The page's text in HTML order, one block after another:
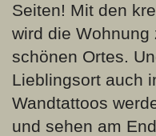
Seiten! Mit den
wird die Wohnung
schönen Ortes.
Lieblingsort auch
Wandtattoos
und sehen am